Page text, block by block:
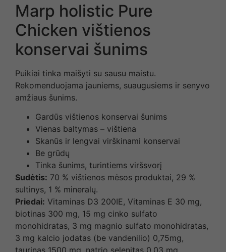
Marp holistic Pure
Chicken vištienos
konservai šunims
Puikiai tinka maišyti su sausu maistu.
Rekomenduojama jauniems, suaugusiems ir senyvo
amžiaus šunims.
Gardūs vištienos konservai šunims
Vienas baltymas – vištiena
Skanūs ir lengvai virškinami konservai
Be grūdų
Tinka šunims, turintiems viršsvorį
Sudėtis: 70 % vištienos mėsos produktai, 29 %
sultinys, 1 % mineralų.
Priedai: Vitaminas D3 200IE, Vitaminas E 30 mg,
biotinas 300 mg, 15 mg cinko sulfato
monohidratas, 3 mg magnio sulfato monohidratas,
3 mg kalcio jodatas (be vandenilio) 0,75mg,